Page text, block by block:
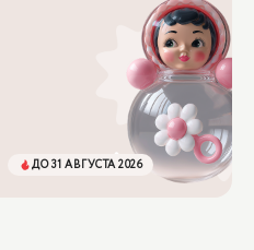
ДО 31 АВГУСТА 2026